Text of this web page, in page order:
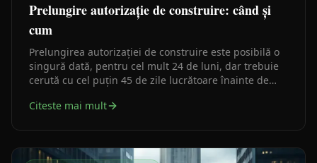
Prelungire autorizație de construire: când și
cum
Prelungirea autorizației de construire este posibilă o
singură dată, pentru cel mult 24 de luni, dar trebuie
cerută cu cel puțin 45 de zile lucrătoare înainte de
Citeste mai mult